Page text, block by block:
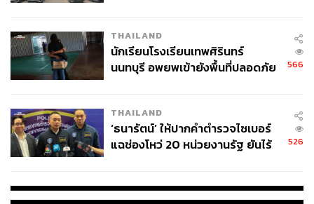
THAILAND
นักเรียนโรงเรียนเทพศิรินทร์
นนทบุรี อพยพเข้ายังพื้นที่ปลอดภัย
566
THAILAND
‘ธนารัตน์’ ให้ปากคำตำรวจไซเบอร์
แฉช่องโหว่ 20 หน่วยงานรัฐ ยันไร้
526